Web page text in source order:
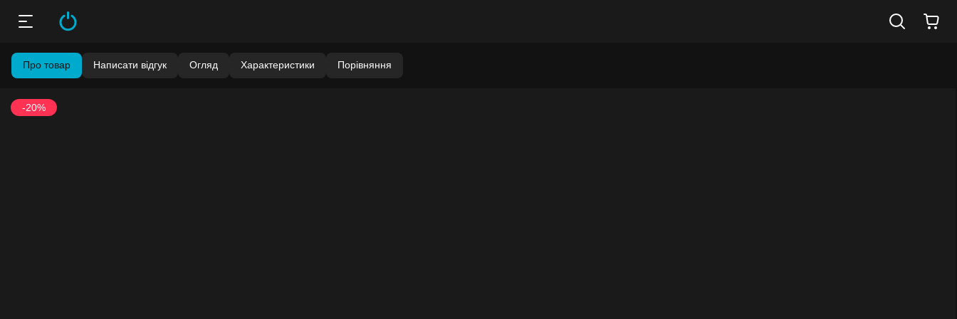
Про товар Написати відгук Огляд Характеристики Порівняння
-20%